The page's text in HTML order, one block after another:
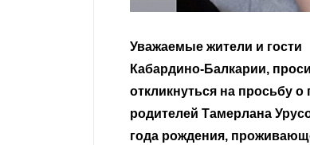
Уважаемые земляки и все
неравнодушные граждане.
Читать далее